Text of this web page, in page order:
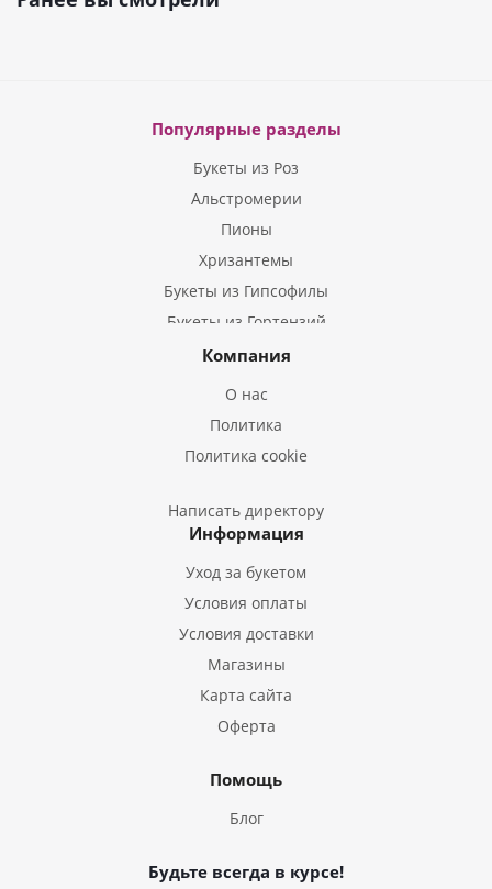
Популярные разделы
Букеты из Роз
Альстромерии
Пионы
Хризантемы
Букеты из Гипсофилы
Букеты из Гортензий
Букеты из Ирисов
Букеты из Эустом
Букеты из Гладиолусов
Букеты из Тюльпанов
Компания
О нас
Политика
Политика cookie
Написать директору
Информация
Уход за букетом
Условия оплаты
Условия доставки
Магазины
Карта сайта
Оферта
Помощь
Блог
Будьте всегда в курсе!